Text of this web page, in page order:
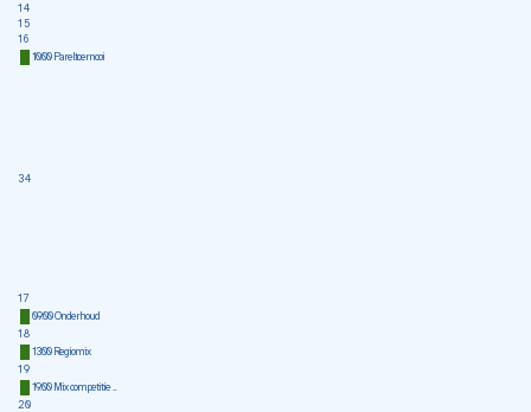
14
15
16
10:00 Pareltoernooi
34
17
09:00 Onderhoud
18
13:00 Regiomix
19
19:00 Mix competitie ...
20